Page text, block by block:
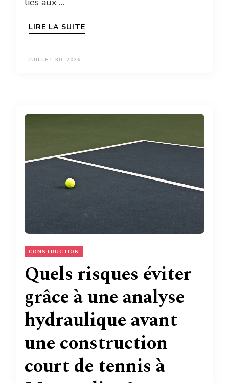
LIRE LA SUITE
JUILLET 30, 2026
CONSTRUCTION
Quels risques éviter
grâce à une analyse
hydraulique avant
une construction
court de tennis à